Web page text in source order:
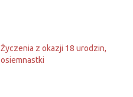
Życzenia z okazji 18 urodzin,
osiemnastki